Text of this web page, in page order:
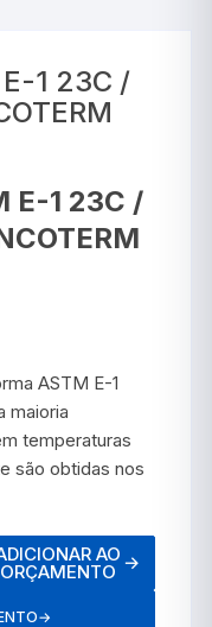
1 23C /
E-1 23C /
ASTM E-1
maioria
temperaturas
são obtidas nos
AO
ORÇAMENTO →
→